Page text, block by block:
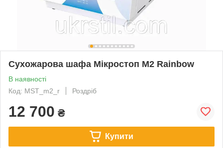
Сухожарова шафа Мікростоп М2 Rainbow
В наявності
Код: MST_m2_r
Роздріб
12 700 ₴
Купити